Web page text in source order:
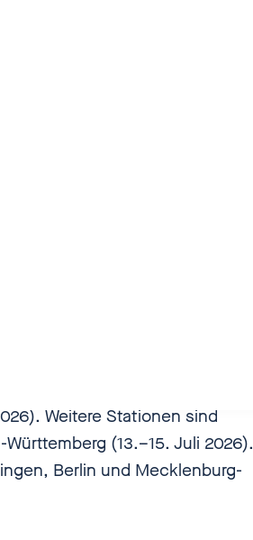
Weitere Stationen sind
(13.–15. Juli 2026).
Berlin und Mecklenburg-